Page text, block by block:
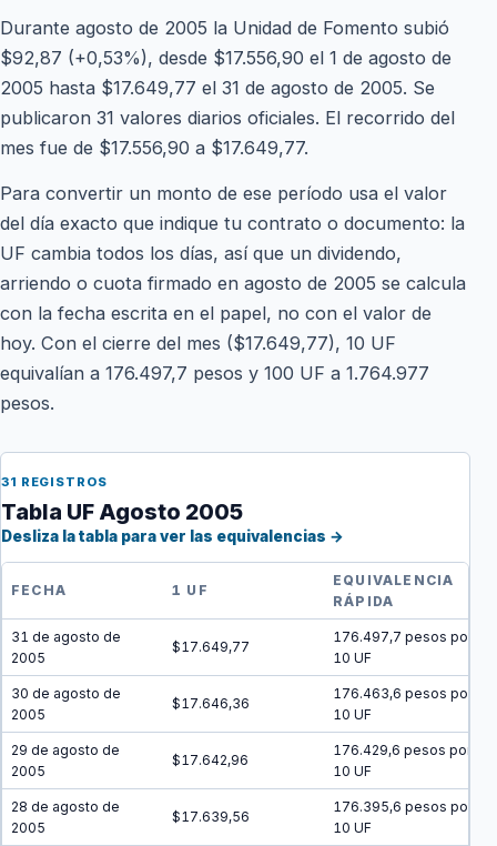
Durante agosto de 2005 la Unidad de Fomento subió
$92,87 (+0,53%), desde $17.556,90 el 1 de agosto de
2005 hasta $17.649,77 el 31 de agosto de 2005. Se
publicaron 31 valores diarios oficiales. El recorrido del
mes fue de $17.556,90 a $17.649,77.
Para convertir un monto de ese período usa el valor
del día exacto que indique tu contrato o documento: la
UF cambia todos los días, así que un dividendo,
arriendo o cuota firmado en agosto de 2005 se calcula
con la fecha escrita en el papel, no con el valor de
hoy. Con el cierre del mes ($17.649,77), 10 UF
equivalían a 176.497,7 pesos y 100 UF a 1.764.977
pesos.
31 REGISTROS
Tabla UF Agosto 2005
Desliza la tabla para ver las equivalencias →
FECHA 1 UF
EQUIVALENCIA
RÁPIDA
31 de agosto de
2005
$17.649,77
176.497,7 pesos por
10 UF
30 de agosto de
2005
$17.646,36
176.463,6 pesos por
10 UF
29 de agosto de
2005
$17.642,96
176.429,6 pesos por
10 UF
28 de agosto de
2005
$17.639,56
176.395,6 pesos por
10 UF